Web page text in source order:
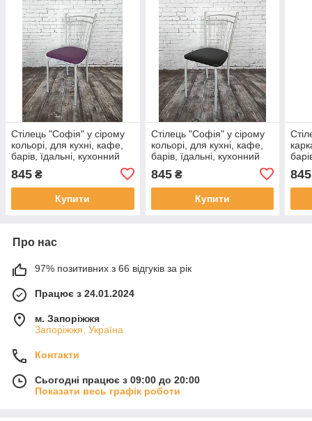
Стілець "Софія" у сірому
кольорі, для кухні, кафе,
барів, їдальні, кухонний
845 ₴
Купити
Стілець "Софія" у сірому
кольорі, для кухні, кафе,
барів, їдальні, кухонний
845₴
Купити
845
Про нас
97% позитивних з 66 відгуків за рік
Працює з 24.01.2024
м. Запоріжжя
Запоріжжя, Україна
Контакти
Сьогодні працює з 09:00 до 20:00
Показати весь графік роботи